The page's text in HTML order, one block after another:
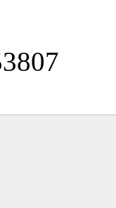
3807